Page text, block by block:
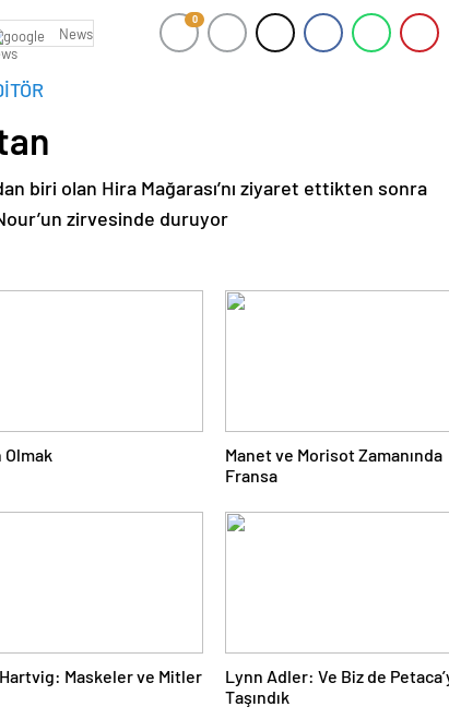
News
0
biri olan Hira Mağarası’nı ziyaret ettikten sonra
zirvesinde duruyor
Olmak
Manet ve Morisot Zamanında
Fransa
Maskeler ve Mitler
Lynn Adler: Ve Biz de
Taşındık